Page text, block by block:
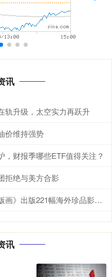
讯
轨升级，太空实力再跃升
价维持强势
，财报季哪些ETF值得关注？
拒绝与美方合影
共享财富 《欧洲冯氏藏中国姑苏版画》出版221幅海外珍品影像“归乡”
讯